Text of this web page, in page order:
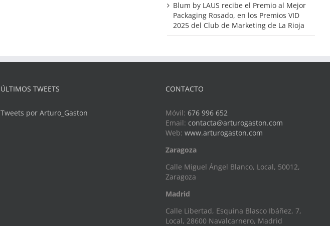
Blum by LAUS recibe el Premio al Mejor
Packaging Rosado, en los Premios VID
2025 del Club de Marketing de La Rioja
ÚLTIMOS TWEETS
Tweets por Arturo_Gaston
CONTACTO
Móvil: 676 996 652
Email: contacta@arturogaston.com
Web: www.arturogaston.com
Zaragoza
Calle Miguel Ángel Blanco, Local, 50012,
Zaragoza
Madrid
Calle Libertad, Esquina Blasco Ibáñez, 7,
Local, 28600 Navalcarnero, Madrid